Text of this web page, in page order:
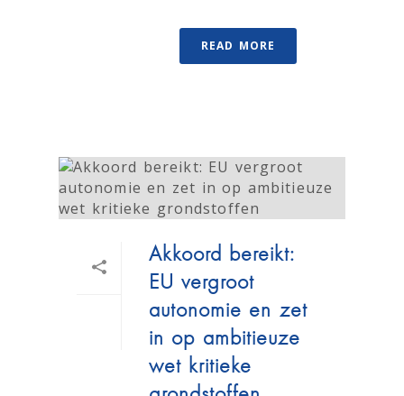
READ MORE
Akkoord bereikt:
EU vergroot
autonomie en zet
in op ambitieuze
wet kritieke